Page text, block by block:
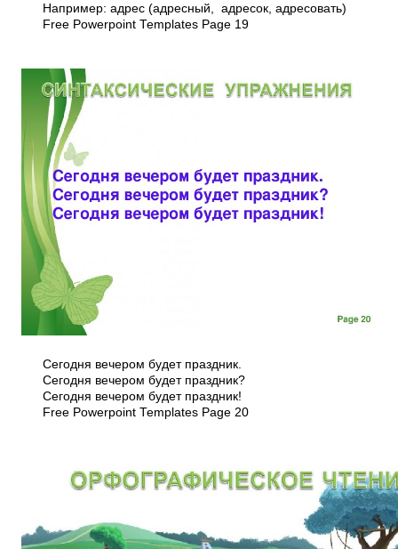
Например: адрес (адресный, адресок, адресовать)
Free Powerpoint Templates Page 19
Сегодня вечером будет праздник.
Сегодня вечером будет праздник?
Сегодня вечером будет праздник!
Free Powerpoint Templates Page 20